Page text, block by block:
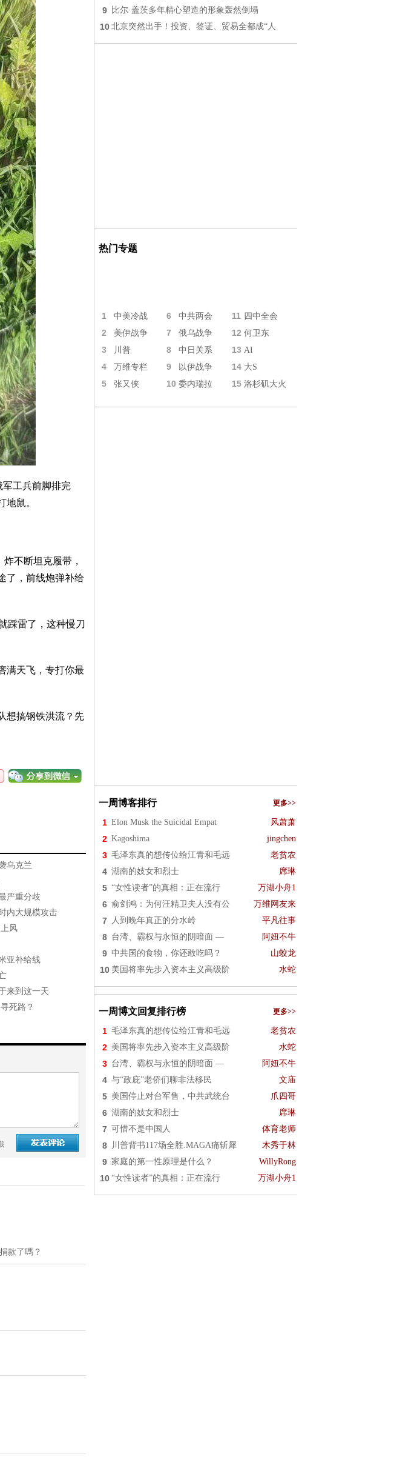
军工兵前脚排完
鼠。
不断坦克履带，
了，前线炮弹补给
踩雷了，这种慢刀
满天飞，专打你最
想搞钢铁洪流？先
乌克兰
严重分歧
内大规模攻击
风
亚补给线
来到这一天
死路？
款了嗎？
9 比尔·盖茨多年精心塑造的形象轰然倒塌
10 北京突然出手！投资、签证、贸易全都成“人
热门专题
1 中美冷战 6 中共两会 11 四中全会
2 美伊战争 7 俄乌战争 12 何卫东
3 川普 8 中日关系 13 AI
4 万维专栏 9 以伊战争 14 大S
5 张又侠 10 委内瑞拉 15 洛杉矶大火
一周博客排行 更多>>
1 Elon Musk the Suicidal Empat 风萧萧
2 Kagoshima jingchen
3 毛泽东真的想传位给江青和毛远 老贫农
4 湖南的妓女和烈士 席琳
5 “女性读者”的真相：正在流行 万湖小舟1
6 俞剑鸿：为何汪精卫夫人没有公 万维网友来
7 人到晚年真正的分水岭 平凡往事
8 台湾、霸权与永恒的阴暗面 — 阿妞不牛
9 中共国的食物，你还敢吃吗？ 山蛟龙
10 美国将率先步入资本主义高级阶 水蛇
一周博文回复排行榜 更多>>
1 毛泽东真的想传位给江青和毛远 老贫农
2 美国将率先步入资本主义高级阶 水蛇
3 台湾、霸权与永恒的阴暗面 — 阿妞不牛
4 与“政庇”老侨们聊非法移民 文庙
5 美国停止对台军售，中共武统台 爪四哥
6 湖南的妓女和烈士 席琳
7 可惜不是中国人 体育老师
8 川普背书117场全胜.MAGA痛斩犀 木秀于林
9 家庭的第一性原理是什么？ WillyRong
10 “女性读者”的真相：正在流行 万湖小舟1